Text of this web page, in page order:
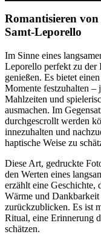
Romantisieren
Samt-Leporello
Im Sinne eines
Leporello perfekt zu der
genießen. Es bietet
Momente festzuhalten –
Mahlzeiten und
ausmachen. Im
durchgescrollt werden
innezuhalten und
haptische Weise zu
Diese Art, gedruckte
den Werten eines
erzählt eine Geschichte,
Wärme und Dankbarkeit
zurückzublicken. Es ist
Ritual, eine Erinnerung
schätzen.